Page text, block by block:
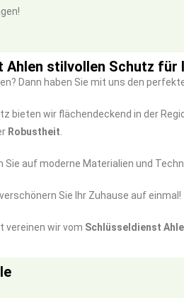
stilvollen Schutz für
Dann haben Sie mit uns den
bieten wir flächendeckend in der
Robustheit
auf moderne Materialien und
Sie Ihr Zuhause auf einmal!
vereinen wir vom Schlüsseldienst